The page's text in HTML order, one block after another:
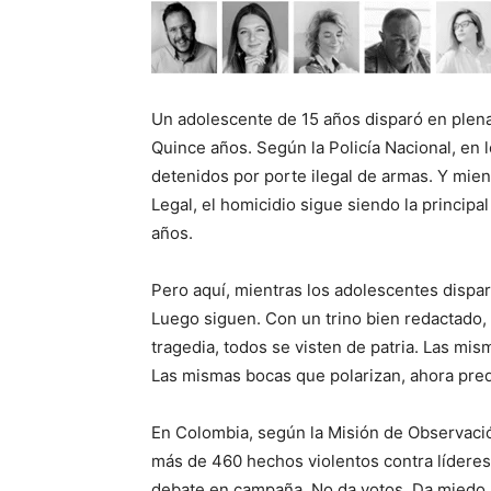
Un adolescente de 15 años disparó en
Quince años. Según la Policía Nacional,
detenidos por porte ilegal de armas. Y
Legal, el homicidio sigue siendo la
años.
Pero aquí, mientras los adolescentes
Luego siguen. Con un trino bien
tragedia, todos se visten de patria. Las
Las mismas bocas que polarizan, ahora
En Colombia, según la Misión de
más de 460 hechos violentos contra